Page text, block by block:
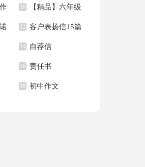
10 【精品】六年级
新学期作文合集九篇
12 客户表扬信15篇
14 自荐信
16 责任书
18 初中作文